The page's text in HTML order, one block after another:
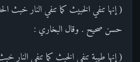
( إنها تنفي الخبيث كما تنفي النار خبث
حسن صحيح . وقال البخاري :
( إنها طيبة تنفي الخبث كما تنفي النار